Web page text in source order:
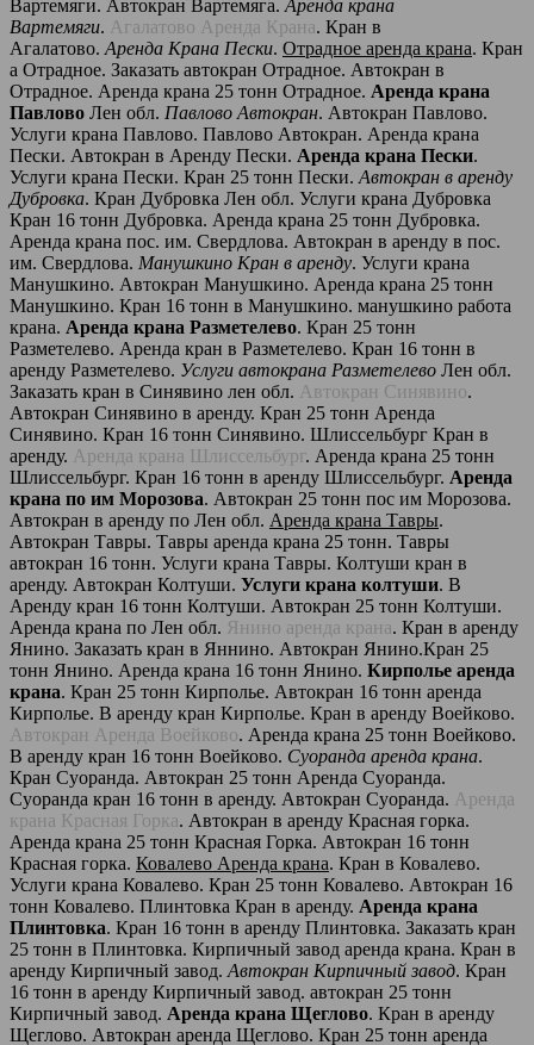
Вартемяги. Автокран Вартемяга. Аренда крана
Вартемяги. Агалатово Аренда Крана. Кран в
Агалатово. Аренда Крана Пески. Отрадное аренда крана. Кран
а Отрадное. Заказать автокран Отрадное. Автокран в
Отрадное. Аренда крана 25 тонн Отрадное. Аренда крана
Павлово Лен обл. Павлово Автокран. Автокран Павлово.
Услуги крана Павлово. Павлово Автокран. Аренда крана
Пески. Автокран в Аренду Пески. Аренда крана Пески.
Услуги крана Пески. Кран 25 тонн Пески. Автокран в аренду
Дубровка. Кран Дубровка Лен обл. Услуги крана Дубровка
Кран 16 тонн Дубровка. Аренда крана 25 тонн Дубровка.
Аренда крана пос. им. Свердлова. Автокран в аренду в пос.
им. Свердлова. Манушкино Кран в аренду. Услуги крана
Манушкино. Автокран Манушкино. Аренда крана 25 тонн
Манушкино. Кран 16 тонн в Манушкино. манушкино работа
крана. Аренда крана Разметелево. Кран 25 тонн
Разметелево. Аренда кран в Разметелево. Кран 16 тонн в
аренду Разметелево. Услуги автокрана Разметелево Лен обл.
Заказать кран в Синявино лен обл. Автокран Синявино.
Автокран Синявино в аренду. Кран 25 тонн Аренда
Синявино. Кран 16 тонн Синявино. Шлиссельбург Кран в
аренду. Аренда крана Шлиссельбург. Аренда крана 25 тонн
Шлиссельбург. Кран 16 тонн в аренду Шлиссельбург. Аренда
крана по им Морозова. Автокран 25 тонн пос им Морозова.
Автокран в аренду по Лен обл. Аренда крана Тавры.
Автокран Тавры. Тавры аренда крана 25 тонн. Тавры
автокран 16 тонн. Услуги крана Тавры. Колтуши кран в
аренду. Автокран Колтуши. Услуги крана колтуши. В
Аренду кран 16 тонн Колтуши. Автокран 25 тонн Колтуши.
Аренда крана по Лен обл. Янино аренда крана. Кран в аренду
Янино. Заказать кран в Яннино. Автокран Янино.Кран 25
тонн Янино. Аренда крана 16 тонн Янино. Кирполье аренда
крана. Кран 25 тонн Кирполье. Автокран 16 тонн аренда
Кирполье. В аренду кран Кирполье. Кран в аренду Воейково.
Автокран Аренда Воейково. Аренда крана 25 тонн Воейково.
В аренду кран 16 тонн Воейково. Суоранда аренда крана.
Кран Суоранда. Автокран 25 тонн Аренда Суоранда.
Суоранда кран 16 тонн в аренду. Автокран Суоранда. Аренда
крана Красная Горка. Автокран в аренду Красная горка.
Аренда крана 25 тонн Красная Горка. Автокран 16 тонн
Красная горка. Ковалево Аренда крана. Кран в Ковалево.
Услуги крана Ковалево. Кран 25 тонн Ковалево. Автокран 16
тонн Ковалево. Плинтовка Кран в аренду. Аренда крана
Плинтовка. Кран 16 тонн в аренду Плинтовка. Заказать кран
25 тонн в Плинтовка. Кирпичный завод аренда крана. Кран в
аренду Кирпичный завод. Автокран Кирпичный завод. Кран
16 тонн в аренду Кирпичный завод. автокран 25 тонн
Кирпичный завод. Аренда крана Щеглово. Кран в аренду
Щеглово. Автокран аренда Щеглово. Кран 25 тонн аренда